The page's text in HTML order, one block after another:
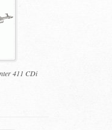
411 CDi